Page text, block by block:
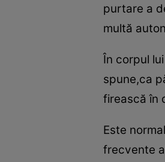
purtare a
multă
În corpul
spune,ca
firească în
Este
frecvente